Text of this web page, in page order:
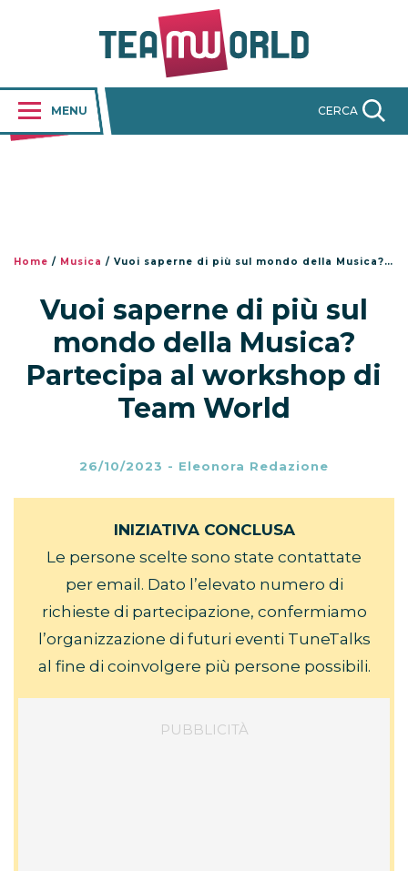
MENU CERCA
Home / Musica / Vuoi saperne di più sul mondo della Musica? Partecipa al workshop di Team World
Vuoi saperne di più sul
mondo della Musica?
Partecipa al workshop di
Team World
26/10/2023 - Eleonora Redazione
INIZIATIVA CONCLUSA
Le persone scelte sono state contattate
per email. Dato l’elevato numero di
richieste di partecipazione, confermiamo
l’organizzazione di futuri eventi TuneTalks
al fine di coinvolgere più persone possibili.